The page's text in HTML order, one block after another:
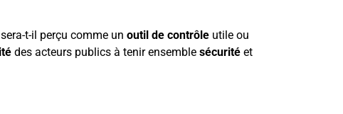
t-il perçu comme un outil de contrôle utile ou
des acteurs publics à tenir ensemble sécurité et